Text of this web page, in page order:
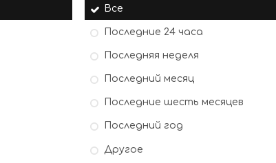
Все
Последние 24 часа
Последняя неделя
Последний месяц
Последние шесть месяцев
Последний год
Другое